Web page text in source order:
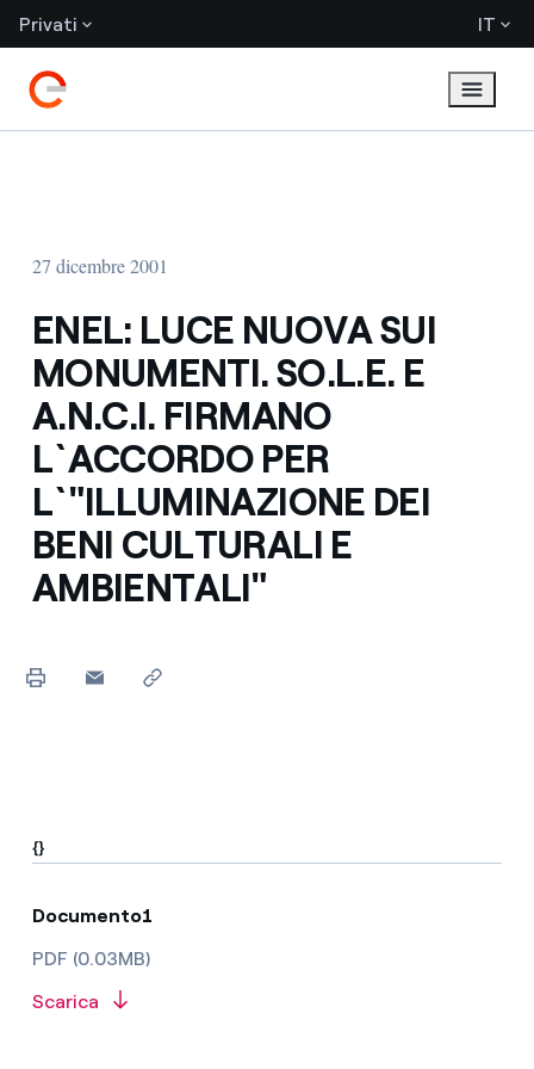
Privati IT
27 dicembre 2001
ENEL: LUCE NUOVA SUI
MONUMENTI. SO.L.E. E
A.N.C.I. FIRMANO
L`ACCORDO PER
L`"ILLUMINAZIONE DEI
BENI CULTURALI E
AMBIENTALI"
{}
Documento1
PDF (0.03MB)
Scarica